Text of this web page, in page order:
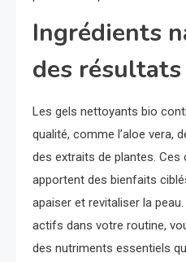
Ingrédients
des
Les gels nettoyants bio
qualité, comme l’aloe vera,
des extraits de plantes.
apportent des bienfaits
apaiser et revitaliser la
actifs dans votre routine,
des nutriments essentiels